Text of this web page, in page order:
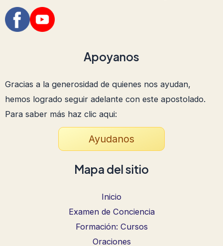
Apoyanos
Gracias a la generosidad de quienes nos ayudan,
hemos logrado seguir adelante con este apostolado.
Para saber más haz clic aqui:
Ayudanos
Mapa del sitio
Inicio
Examen de Conciencia
Formación: Cursos
Oraciones